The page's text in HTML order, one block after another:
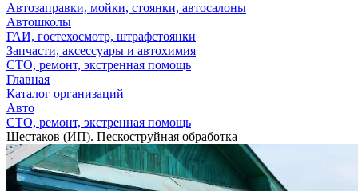
Автозаправки, мойки, стоянки, автосалоны
Автошколы
ГАИ, гостехосмотр, штрафстоянки
Запчасти, аксессуары и автохимия
СТО, ремонт, экстренная помощь
Главная
Каталог организаций
Авто
СТО, ремонт, экстренная помощь
Шестаков (ИП). Пескоструйная обработка